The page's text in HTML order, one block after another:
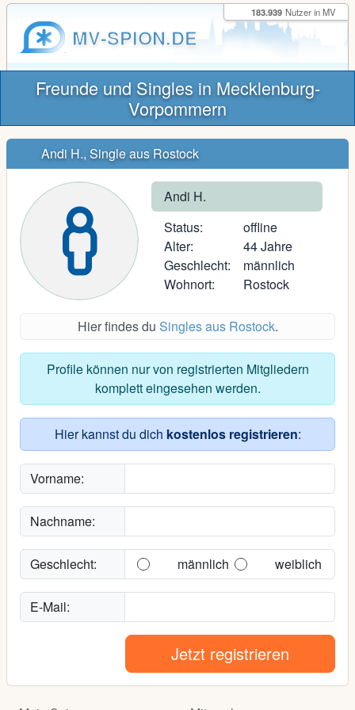
MV-SPION.DE
183.939 Nutzer in MV
Freunde und Singles in Mecklenburg-
Vorpommern
Andi H., Single aus Rostock
Andi H.
Status:
offline
Alter:
44 Jahre
Geschlecht:
männlich
Wohnort:
Rostock
Hier findes du Singles aus Rostock.
Profile können nur von registrierten Mitgliedern
komplett eingesehen werden.
Hier kannst du dich kostenlos registrieren:
Vorname:
Nachname:
Geschlecht: männlich weiblich
E-Mail:
Jetzt registrieren